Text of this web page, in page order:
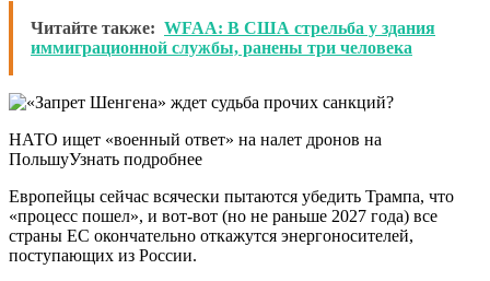
Читайте также: WFAA: В США стрельба у здания
иммиграционной службы, ранены три человека
НАТО ищет «военный ответ» на налет дронов на
ПольшуУзнать подробнее
Европейцы сейчас всячески пытаются убедить Трампа, что
«процесс пошел», и вот-вот (но не раньше 2027 года) все
страны ЕС окончательно откажутся энергоносителей,
поступающих из России.